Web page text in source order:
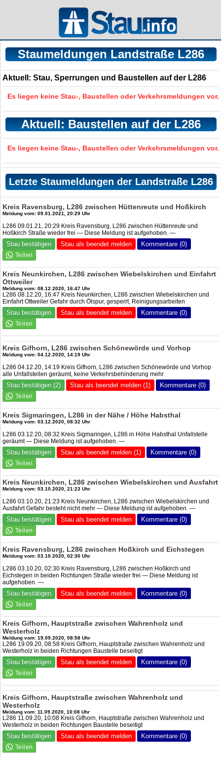
Staumeldungen Landstraße L286
Aktuell: Stau, Sperrungen und Baustellen auf der L286
Es liegen keine Stau-, Baustellen oder Verkehrsmeldungen vor.
Aktuell: Baustellen auf der L286
Es liegen keine Stau-, Baustellen oder Verkehrsmeldungen vor.
Letzte Staumeldungen der Landstraße L286
Kreis Ravensburg, L286 zwischen Hüttenreute und Hoßkirch
Meldung vom: 09.01.2021, 20:29 Uhr
L286 09.01.21, 20:29 Kreis Ravensburg, L286 zwischen Hüttenreute und
Hoßkirch Straße wieder frei — Diese Meldung ist aufgehoben. —
Stau bestätigen Stau als beendet melden Kommentare (0)
Kreis Neunkirchen, L286 zwischen Wiebelskirchen und Einfahrt
Ottweiler
Meldung vom: 08.12.2020, 16:47 Uhr
L286 08.12.20, 16:47 Kreis Neunkirchen, L286 zwischen Wiebelskirchen und
Einfahrt Ottweiler Gefahr durch Ölspur, gesperrt, Reinigungsarbeiten
Stau bestätigen Stau als beendet melden Kommentare (0)
Kreis Gifhorn, L286 zwischen Schönewörde und Vorhop
Meldung vom: 04.12.2020, 14:19 Uhr
L286 04.12.20, 14:19 Kreis Gifhorn, L286 zwischen Schönewörde und Vorhop
alle Unfallstellen geräumt, keine Verkehrsbehinderung mehr
Stau bestätigen (2) Stau als beendet melden (1) Kommentare (0)
Kreis Sigmaringen, L286 in der Nähe / Höhe Habsthal
Meldung vom: 03.12.2020, 08:32 Uhr
L286 03.12.20, 08:32 Kreis Sigmaringen, L286 in Höhe Habsthal Unfallstelle
geräumt — Diese Meldung ist aufgehoben. —
Stau bestätigen Stau als beendet melden (1) Kommentare (0)
Kreis Neunkirchen, L286 zwischen Wiebelskirchen und Ausfahrt
Meldung vom: 03.10.2020, 21:23 Uhr
L286 03.10.20, 21:23 Kreis Neunkirchen, L286 zwischen Wiebelskirchen und
Ausfahrt Gefahr besteht nicht mehr — Diese Meldung ist aufgehoben. —
Stau bestätigen Stau als beendet melden Kommentare (0)
Kreis Ravensburg, L286 zwischen Hoßkirch und Eichstegen
Meldung vom: 03.10.2020, 02:30 Uhr
L286 03.10.20, 02:30 Kreis Ravensburg, L286 zwischen Hoßkirch und
Eichstegen in beiden Richtungen Straße wieder frei — Diese Meldung ist
aufgehoben. —
Stau bestätigen Stau als beendet melden Kommentare (0)
Kreis Gifhorn, Hauptstraße zwischen Wahrenholz und
Westerholz
Meldung vom: 19.09.2020, 08:58 Uhr
L286 19.09.20, 08:58 Kreis Gifhorn, Hauptstraße zwischen Wahrenholz und
Westerholz in beiden Richtungen Baustelle beseitigt
Stau bestätigen Stau als beendet melden Kommentare (0)
Kreis Gifhorn, Hauptstraße zwischen Wahrenholz und
Westerholz
Meldung vom: 11.09.2020, 10:08 Uhr
L286 11.09.20, 10:08 Kreis Gifhorn, Hauptstraße zwischen Wahrenholz und
Westerholz in beiden Richtungen Baustelle beseitigt
Stau bestätigen Stau als beendet melden Kommentare (0)